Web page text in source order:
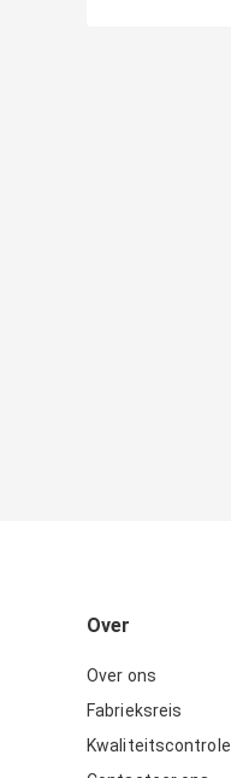
Over
Over ons
Fabrieksreis
Kwaliteitscontrole